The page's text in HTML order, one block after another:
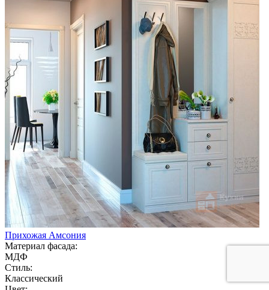
Прихожая Амсония
Материал фасада:
МДФ
Стиль:
Классический